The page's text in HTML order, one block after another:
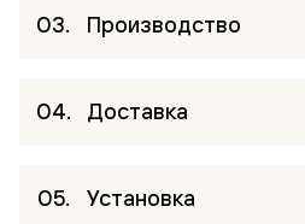
Производство
Доставка
Установка